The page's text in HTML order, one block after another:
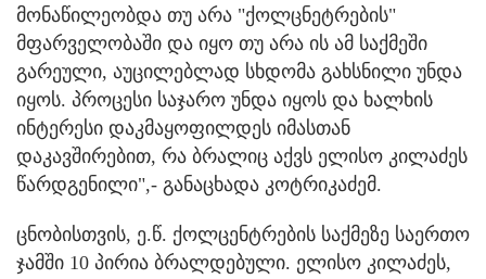
მონაწილეობდა თუ არა "ქოლცნეტრების"
მფარველობაში და იყო თუ არა ის ამ საქმეში
გარეული, აუცილებლად სხდომა გახსნილი უნდა
იყოს. პროცესი საჯარო უნდა იყოს და ხალხის
ინტერესი დაკმაყოფილდეს იმასთან
დაკავშირებით, რა ბრალიც აქვს ელისო კილაძეს
წარდგენილი",- განაცხადა კოტრიკაძემ.
ცნობისთვის, ე.წ. ქოლცენტრების საქმეზე საერთო
ჯამში 10 პირია ბრალდებული. ელისო კილაძეს,